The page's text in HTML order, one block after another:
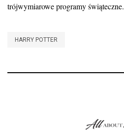
trójwymiarowe programy świąteczne.
HARRY POTTER